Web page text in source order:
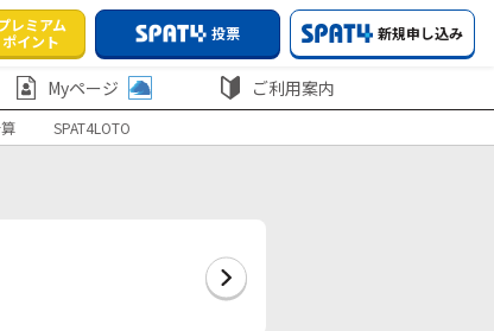
レミアム
ポイント
投票 新規申し込み
Myページ ご利用案内
SPAT4LOTO